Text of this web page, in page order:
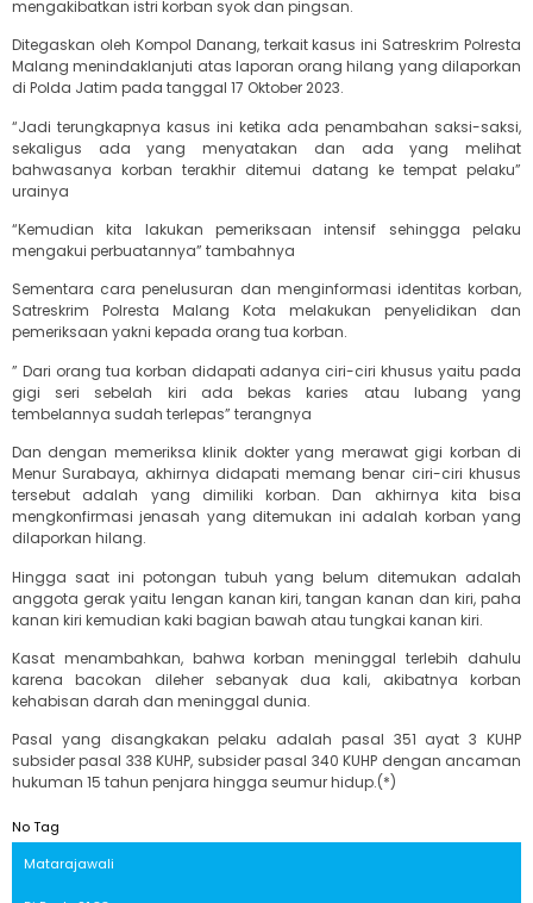
mengakibatkan istri korban syok dan pingsan.
Ditegaskan oleh Kompol Danang, terkait kasus ini Satreskrim Polresta
Malang menindaklanjuti atas laporan orang hilang yang dilaporkan
di Polda Jatim pada tanggal 17 Oktober 2023.
“Jadi terungkapnya kasus ini ketika ada penambahan saksi-saksi,
sekaligus ada yang menyatakan dan ada yang melihat
bahwasanya korban terakhir ditemui datang ke tempat pelaku”
urainya
“Kemudian kita lakukan pemeriksaan intensif sehingga pelaku
mengakui perbuatannya” tambahnya
Sementara cara penelusuran dan menginformasi identitas korban,
Satreskrim Polresta Malang Kota melakukan penyelidikan dan
pemeriksaan yakni kepada orang tua korban.
” Dari orang tua korban didapati adanya ciri-ciri khusus yaitu pada
gigi seri sebelah kiri ada bekas karies atau lubang yang
tembelannya sudah terlepas” terangnya
Dan dengan memeriksa klinik dokter yang merawat gigi korban di
Menur Surabaya, akhirnya didapati memang benar ciri-ciri khusus
tersebut adalah yang dimiliki korban. Dan akhirnya kita bisa
mengkonfirmasi jenasah yang ditemukan ini adalah korban yang
dilaporkan hilang.
Hingga saat ini potongan tubuh yang belum ditemukan adalah
anggota gerak yaitu lengan kanan kiri, tangan kanan dan kiri, paha
kanan kiri kemudian kaki bagian bawah atau tungkai kanan kiri.
Kasat menambahkan, bahwa korban meninggal terlebih dahulu
karena bacokan dileher sebanyak dua kali, akibatnya korban
kehabisan darah dan meninggal dunia.
Pasal yang disangkakan pelaku adalah pasal 351 ayat 3 KUHP
subsider pasal 338 KUHP, subsider pasal 340 KUHP dengan ancaman
hukuman 15 tahun penjara hingga seumur hidup.(*)
No Tag
Matarajawali